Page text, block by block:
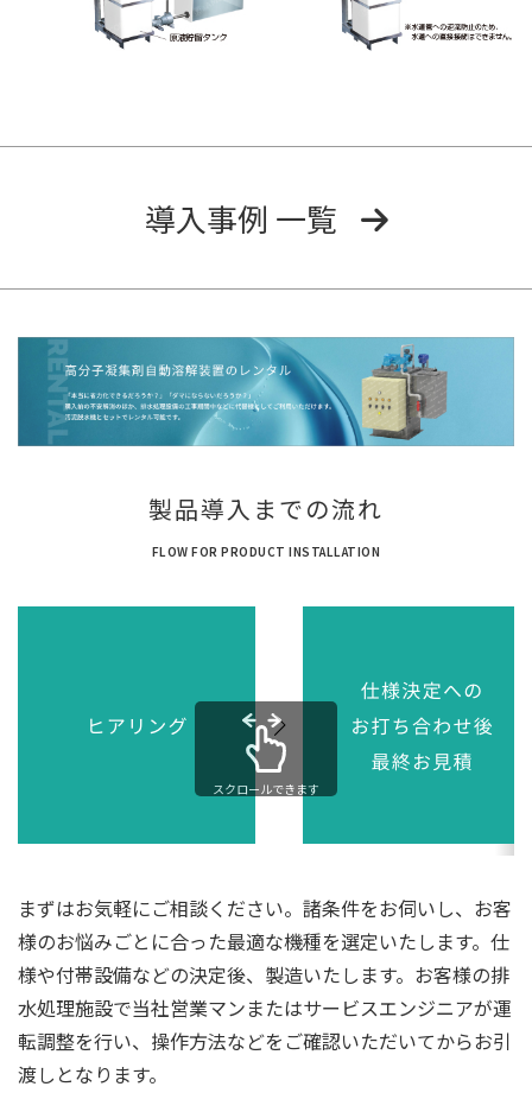
導入事例 一覧
製品導入までの流れ
FLOW FOR PRODUCT INSTALLATION
スクロールできます
まずはお気軽にご相談ください。諸条件をお伺いし、お客
様のお悩みごとに合った最適な機種を選定いたします。仕
様や付帯設備などの決定後、製造いたします。お客様の排
水処理施設で当社営業マンまたはサービスエンジニアが運
転調整を行い、操作方法などをご確認いただいてからお引
渡しとなります。